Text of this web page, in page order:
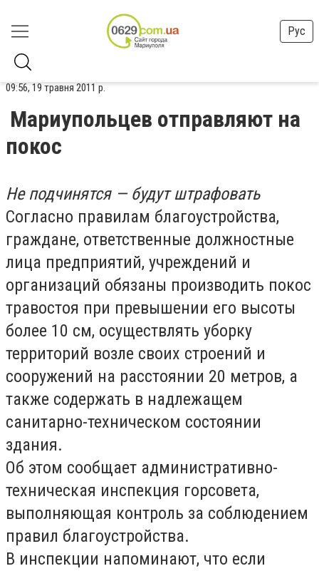
Рус
09:56, 19 травня 2011 р.
Мариупольцев отправляют на
покос
Не подчинятся — будут штрафовать
Согласно правилам благоустройства,
граждане, ответственные должностные
лица предприятий, учреждений и
организаций обязаны производить покос
травостоя при превышении его высоты
более 10 см, осуществлять уборку
территорий возле своих строений и
сооружений на расстоянии 20 метров, а
также содержать в надлежащем
санитарно-техническом состоянии
здания.
Об этом сообщает административно-
техническая инспекция горсовета,
выполняющая контроль за соблюдением
правил благоустройства.
В инспекции напоминают, что если